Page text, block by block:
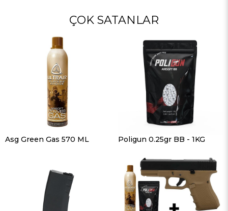
ÇOK SATANLAR
Asg Green Gas 570 ML Poligun 0.25gr BB - 1KG